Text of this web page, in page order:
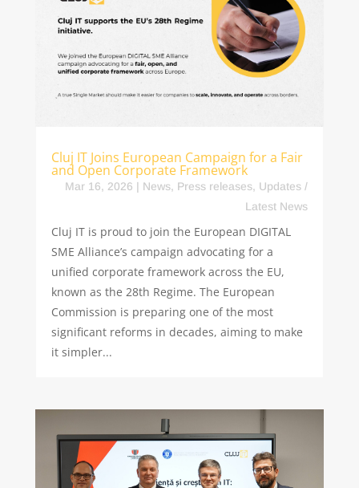
Cluj IT Joins European Campaign for a Fair
and Open Corporate Framework
Mar 16, 2026 | News, Press releases, Updates /
Latest News
Cluj IT is proud to join the European DIGITAL
SME Alliance’s campaign advocating for a
unified corporate framework across the EU,
known as the 28th Regime. The European
Commission is preparing one of the most
significant reforms in decades, aiming to make
it simpler...